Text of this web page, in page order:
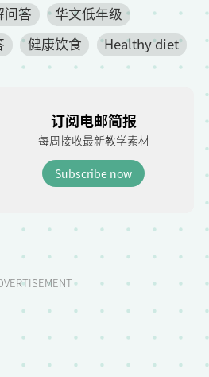
问答
华文低年级
健康饮食 Healthy diet
订阅电邮简报
每周接收最新教学素材
Subscribe now